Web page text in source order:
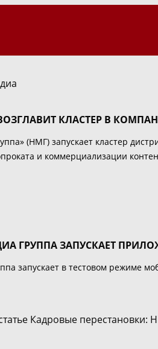
КЛАСТЕР В
(НМГ) запускает кластер
и коммерциализации
ГРУППА ЗАПУСКАЕТ
запускает в тестовом режиме